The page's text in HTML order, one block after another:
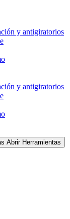
y antigiratorios
y antigiratorios
Abrir Herramientas